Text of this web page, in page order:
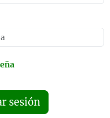
sesión